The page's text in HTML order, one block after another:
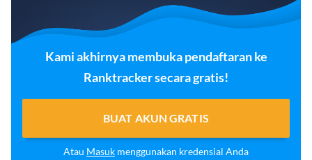
Kami akhirnya membuka pendaftaran ke
Ranktracker secara gratis!
BUAT AKUN GRATIS
Atau Masuk menggunakan kredensial Anda